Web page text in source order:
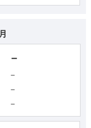
－
－
－
－